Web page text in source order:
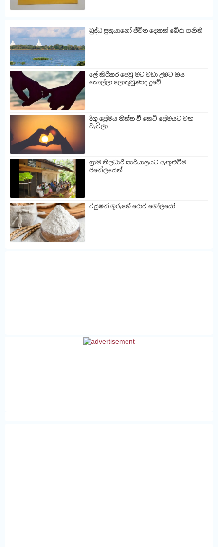
බුද්ධ පුත්‍රයානෝ ජීවිත දෙකක් බේරා ගනිති
ලේ කිරිකර පෙවු මට වඩා උඹට ඔය
කොල්ලා ලොකුවුණාද දුවේ
දිගු ප්‍රේමය තිත්ත වී කෙටි ප්‍රේමයට වහ
වැටිලා
ග්‍රාම නිලධාරි කාර්යාලයට ඇතුළුවීම
ජනේලයෙන්
ටියුෂන් ගුරුගේ රොටී ගෝලයෝ